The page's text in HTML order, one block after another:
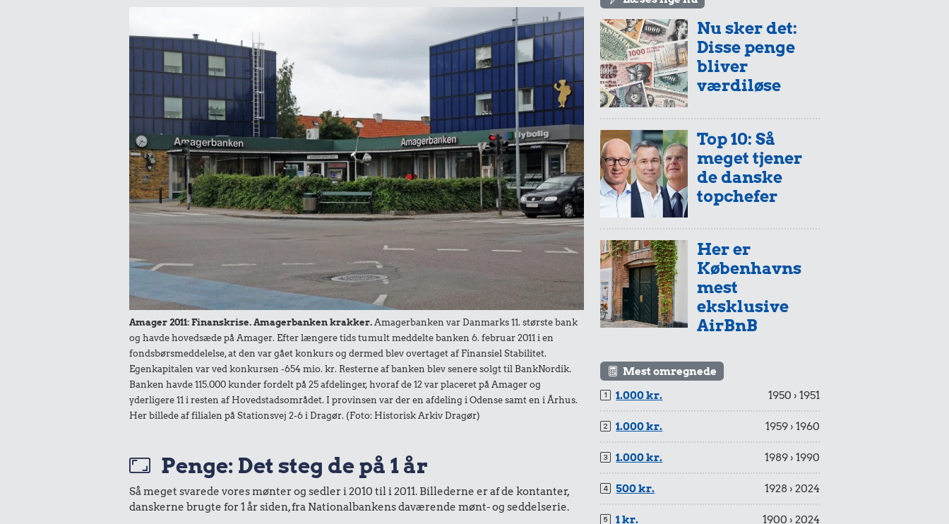
9,59 kr.
2 kg mel
100 kr.
Samlet pris i 2010
96 kr.
Samlet pris i 2011
Udvalgte varer fra danskernes indkøbskurv gennem tiderne. Priser i nutidskroner er estimeret af
Oldmoney. Priser i datidskroner er på baggrund af forbrugerprisindekset fra Danmarks Statistik.
Amager 2011: Finanskrise. Amagerbanken krakker. Amagerbanken var Danmarks 11. største bank
og havde hovedsæde på Amager. Efter længere tids tumult meddelte banken 6. februar 2011 i en
fondsbørsmeddelelse, at den var gået konkurs og dermed blev overtaget af Finansiel Stabilitet.
Egenkapitalen var ved konkursen -654 mio. kr. Resterne af banken blev senere solgt til BankNordik.
Banken havde 115.000 kunder fordelt på 25 afdelinger, hvoraf de 12 var placeret på Amager og
yderligere 11 i resten af Hovedstadsområdet. I provinsen var der en afdeling i Odense samt en i Århus.
Her billede af filialen på Stationsvej 2-6 i Dragør. (Foto: Historisk Arkiv Dragør)
Penge: Det steg de på 1 år
Så meget svarede vores mønter og sedler i 2010 til i 2011. Billederne er af de kontanter,
danskerne brugte for 1 år siden, fra Nationalbankens daværende mønt- og seddelserie.
Nu sker det:
Disse penge
bliver
værdiløse
Top 10: Så
meget tjener
de danske
topchefer
Her er
Københavns
mest
eksklusive
AirBnB
Mest omregnede
1.000 kr.
1950 › 1951
1.000 kr. 1959 › 1960
1.000 kr. 1989 › 1990
500 kr. 1928 › 2024
1 kr. 1900 › 2024